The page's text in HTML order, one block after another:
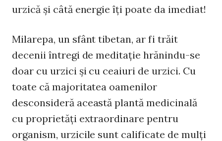
urzică şi câtă energie îţi poate da imediat!
Milarepa, un sfânt tibetan, ar fi trăit
decenii întregi de meditaţie hrănindu-se
doar cu urzici şi cu ceaiuri de urzici. Cu
toate că majoritatea oamenilor
desconsideră această plantă medicinală
cu proprietăţi extraordinare pentru
organism, urzicile sunt calificate de mulţi